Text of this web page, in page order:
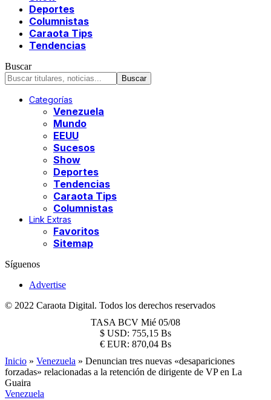
Deportes
Columnistas
Caraota Tips
Tendencias
Buscar
Categorías
Venezuela
Mundo
EEUU
Sucesos
Show
Deportes
Tendencias
Caraota Tips
Columnistas
Link Extras
Favoritos
Sitemap
Síguenos
Advertise
© 2022 Caraota Digital. Todos los derechos reservados
TASA BCV Mié 05/08
$ USD: 755,15 Bs
€ EUR: 870,04 Bs
Inicio » Venezuela » Denuncian tres nuevas «desapariciones
forzadas» relacionadas a la retención de dirigente de VP en La
Guaira
Venezuela